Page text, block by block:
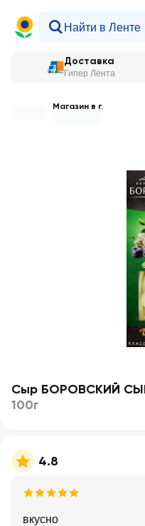
Доставка
Гипер Лента
Магазин в г.
Сыр БОРОВСКИЙ
100г
4.8
вкусно